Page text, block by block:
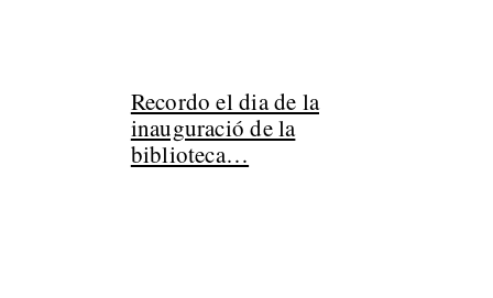
Recordo el dia de la
inauguració de la
biblioteca…